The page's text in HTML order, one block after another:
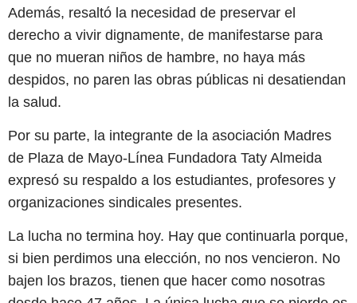
Además, resaltó la necesidad de preservar el
derecho a vivir dignamente, de manifestarse para
que no mueran niños de hambre, no haya más
despidos, no paren las obras públicas ni desatiendan
la salud.
Por su parte, la integrante de la asociación Madres
de Plaza de Mayo-Línea Fundadora Taty Almeida
expresó su respaldo a los estudiantes, profesores y
organizaciones sindicales presentes.
La lucha no termina hoy. Hay que continuarla porque,
si bien perdimos una elección, no nos vencieron. No
bajen los brazos, tienen que hacer como nosotras